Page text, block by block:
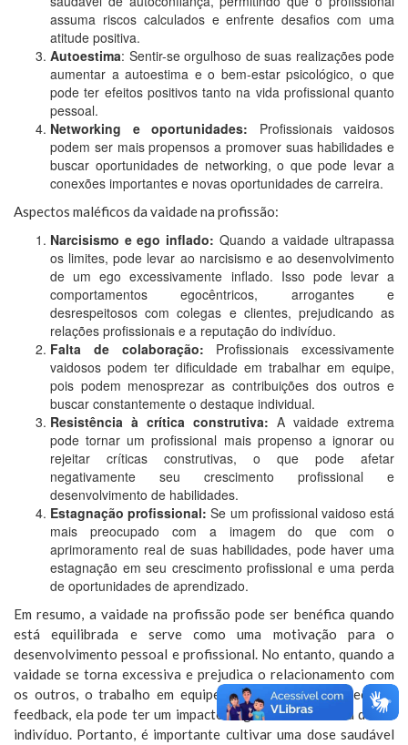
assuma riscos calculados e enfrente desafios com uma
atitude positiva.
Autoestima: Sentir-se orgulhoso de suas realizações pode
aumentar a autoestima e o bem-estar psicológico, o que
pode ter efeitos positivos tanto na vida profissional quanto
pessoal.
Networking e oportunidades: Profissionais vaidosos
podem ser mais propensos a promover suas habilidades e
buscar oportunidades de networking, o que pode levar a
conexões importantes e novas oportunidades de carreira.
Aspectos maléficos da vaidade na profissão:
Narcisismo e ego inflado: Quando a vaidade ultrapassa
os limites, pode levar ao narcisismo e ao desenvolvimento
de um ego excessivamente inflado. Isso pode levar a
comportamentos egocêntricos, arrogantes e
desrespeitosos com colegas e clientes, prejudicando as
relações profissionais e a reputação do indivíduo.
Falta de colaboração: Profissionais excessivamente
vaidosos podem ter dificuldade em trabalhar em equipe,
pois podem menosprezar as contribuições dos outros e
buscar constantemente o destaque individual.
Resistência à crítica construtiva: A vaidade extrema
pode tornar um profissional mais propenso a ignorar ou
rejeitar críticas construtivas, o que pode afetar
negativamente seu crescimento profissional e
desenvolvimento de habilidades.
Estagnação profissional: Se um profissional vaidoso está
mais preocupado com a imagem do que com o
aprimoramento real de suas habilidades, pode haver uma
estagnação em seu crescimento profissional e uma perda
de oportunidades de aprendizado.
Em resumo, a vaidade na profissão pode ser benéfica quando
está equilibrada e serve como uma motivação para o
desenvolvimento pessoal e profissional. No entanto, quando a
vaidade se torna excessiva e prejudica o relacionamento com
os outros, o trabalho em equipe e a capacidade de receber
feedback, ela pode ter um impacto negativo na carreira de um
indivíduo. Portanto, é importante cultivar uma dose saudável